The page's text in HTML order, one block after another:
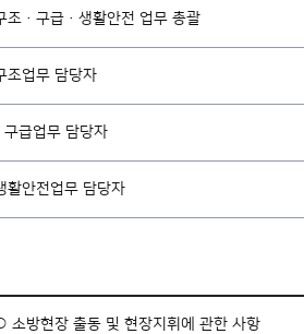
조·구급·생활안전 업무 총괄
조업무 담당자
구급업무 담당자
활안전업무 담당자
소방현장 출동 및 현장지휘에 관한 사항